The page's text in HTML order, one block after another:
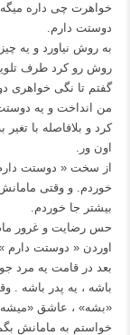
خواهرت چی داره
دوستت دارم.
به روش نیاورد و یه
روش رو کرد طرف
گفتم تا نگی خواهری
من انداخت و یه
کرد و بلافاصله با
اون ور.
از سخت « دوستت
خوردم. و وقتی
بیشتر جا خوردم.
حس رضایت و غرور
اوردن « دوستت دارم
بعد در قامت یه مرد
باشه ، یه پدر باشه .
«بشه» ، عاشق
خواستم به مامانش